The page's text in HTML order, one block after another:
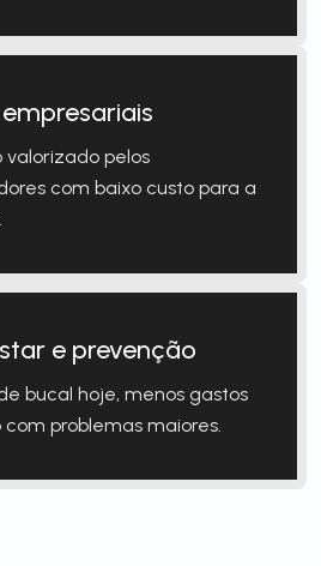
valorizado pelos
com baixo custo para a
e prevenção
bucal hoje, menos gastos
problemas maiores.